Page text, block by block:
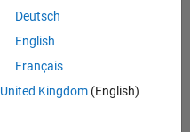
Deutsch
English
Français
United Kingdom(English)